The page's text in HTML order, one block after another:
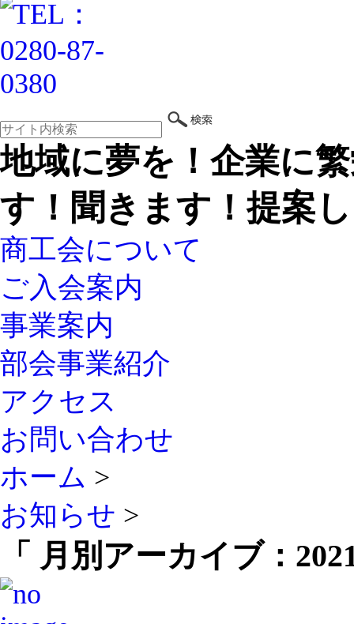
地域に夢を！企業に
す！聞きます！提案
商工会について
ご入会案内
事業案内
部会事業紹介
アクセス
お問い合わせ
ホーム >
お知らせ >
「 月別アーカイブ：